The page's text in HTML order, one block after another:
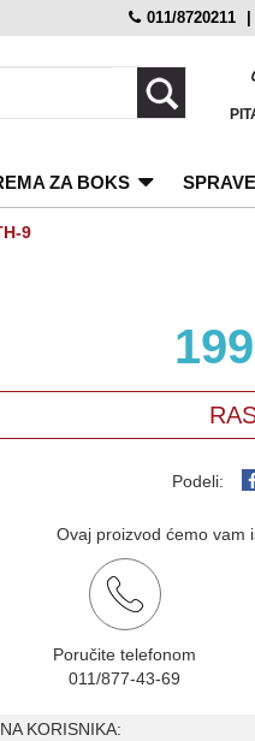
011/8720211 |
ZA BOKS
9
Podeli:
Ovaj proizvod ćemo vam
Poručite telefonom
011/877-43-69
KORISNIKA: